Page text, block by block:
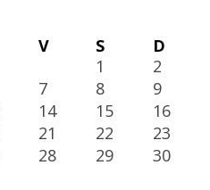
V S
D
1
2
7 8
9
14 15
16
21 22
23
28 29
30